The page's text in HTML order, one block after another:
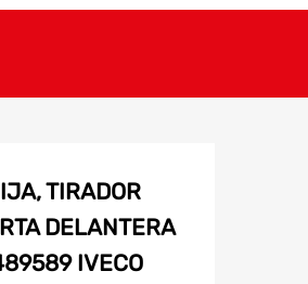
TIRADOR
DELANTERA
IVECO